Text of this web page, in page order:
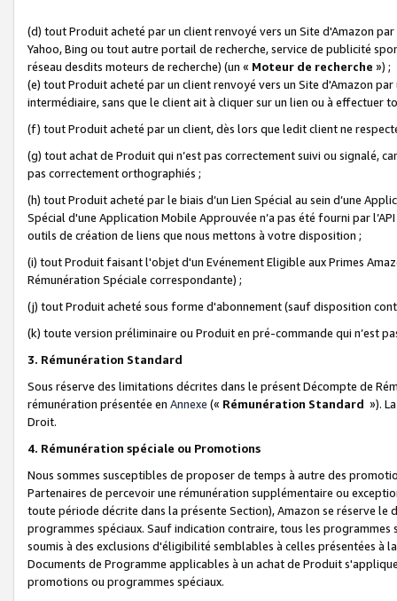
(d) tout Produit acheté par un client renvoyé vers un Site d'Amazon
Yahoo, Bing ou tout autre portail de recherche, service de publicité
réseau desdits moteurs de recherche) (un « Moteur de recherche ») ;
(e) tout Produit acheté par un client renvoyé vers un Site d'Amazon
intermédiaire, sans que le client ait à cliquer sur un lien ou à
(f) tout Produit acheté par un client, dès lors que ledit client ne
(g) tout achat de Produit qui n’est pas correctement suivi ou signalé,
pas correctement orthographiés ;
(h) tout Produit acheté par le biais d’un Lien Spécial au sein d’une
Spécial d'une Application Mobile Approuvée n’a pas été fourni par
outils de création de liens que nous mettons à votre disposition ;
(i) tout Produit faisant l'objet d'un Evénement Eligible aux Primes
Rémunération Spéciale correspondante) ;
(j) tout Produit acheté sous forme d'abonnement (sauf disposition
(k) toute version préliminaire ou Produit en pré-commande qui n’est
3. Rémunération Standard
Sous réserve des limitations décrites dans le présent Décompte de
rémunération présentée en Annexe (« Rémunération Standard »).
Droit.
4. Rémunération spéciale ou Promotions
Nous sommes susceptibles de proposer de temps à autre des
Partenaires de percevoir une rémunération supplémentaire ou
toute période décrite dans la présente Section), Amazon se réserve
programmes spéciaux. Sauf indication contraire, tous les
soumis à des exclusions d'éligibilité semblables à celles présentées à
Documents de Programme applicables à un achat de Produit
promotions ou programmes spéciaux.